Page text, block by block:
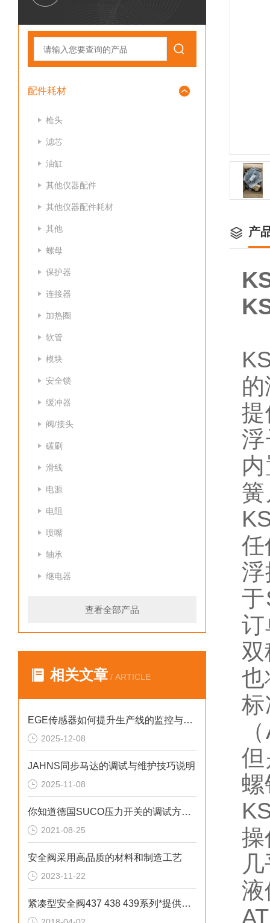
配件耗材
枪头
滤芯
油缸
其他仪器配件
其他仪器配件耗材
其他
螺母
保护器
连接器
加热圈
软管
模块
安全锁
缓冲器
阀/接头
碳刷
滑线
电源
电阻
喷嘴
轴承
继电器
查看全部产品
相关文章 / ARTICLE
EGE传感器如何提升生产线的监控与管理效率？
2025-12-08
JAHNS同步马达的调试与维护技巧说明
2025-11-08
你知道德国SUCO压力开关的调试方法和注意事项吗
2021-08-25
安全阀采用高品质的材料和制造工艺
2023-11-22
紧凑型安全阀437 438 439系列*提供技术支持
产
任
订
也
标
操
液